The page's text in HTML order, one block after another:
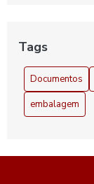
A importância
Adesivo para
Adesivo para
Adesivo para
Tags
Documentos
embalagem